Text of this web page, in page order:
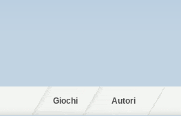
Giochi Autori